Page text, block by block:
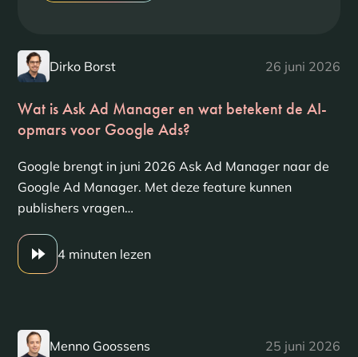
Dirko Borst 26 juni 2026
Wat is Ask Ad Manager en wat betekent de AI-
opmars voor Google Ads?
Google brengt in juni 2026 Ask Ad Manager naar de
Google Ad Manager. Met deze feature kunnen
publishers vragen…
4 minuten lezen
Menno Goossens 25 juni 2026